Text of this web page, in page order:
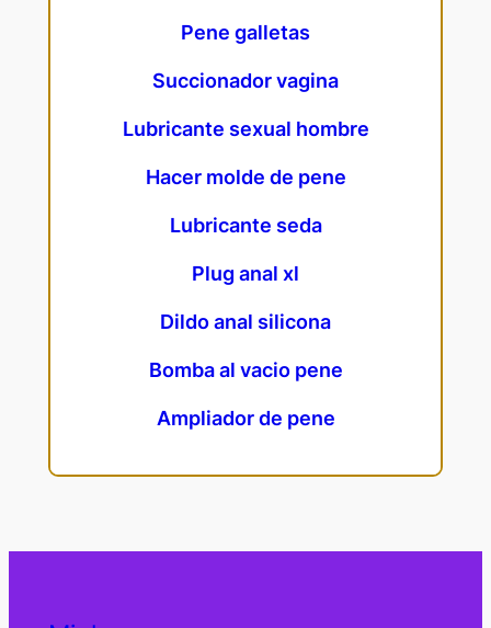
Pene galletas
Succionador vagina
Lubricante sexual hombre
Hacer molde de pene
Lubricante seda
Plug anal xl
Dildo anal silicona
Bomba al vacio pene
Ampliador de pene